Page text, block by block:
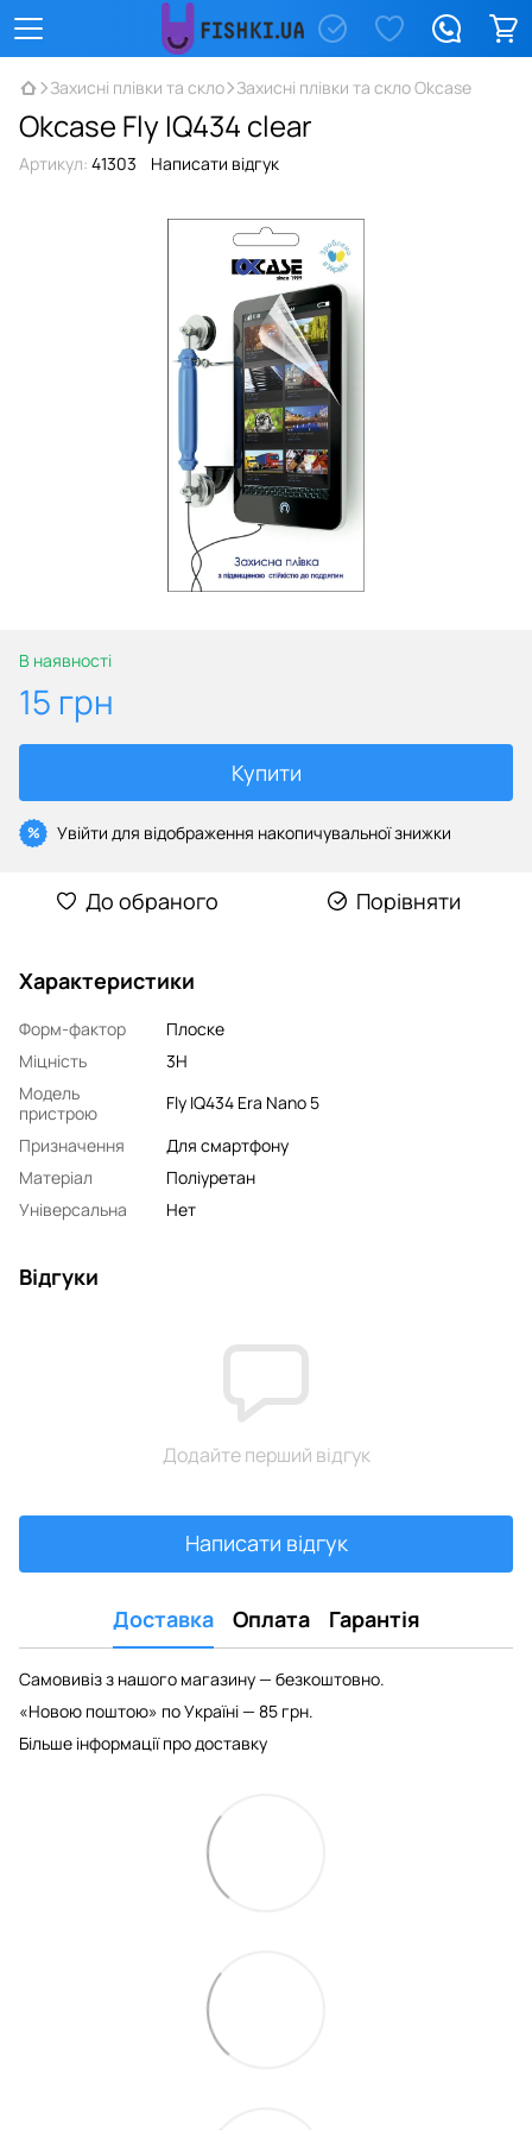
Захисні плівки та скло Захисні плівки та скло Okcase
Okcase Fly IQ434 clear
Артикул: 41303 Написати відгук
В наявності
15 грн
Купити
% Увійти для відображення накопичувальної знижки
До обраного Порівняти
Характеристики
Форм-фактор
Плоске
Міцність
3H
Модель
пристрою
Fly IQ434 Era Nano 5
Призначення
Для смартфону
Матеріал
Поліуретан
Універсальна
Нет
Відгуки
Додайте перший відгук
Написати відгук
Доставка Оплата Гарантія
Самовивіз з нашого магазину — безкоштовно.
«Новою поштою» по Україні — 85 грн.
Більше інформації про доставку